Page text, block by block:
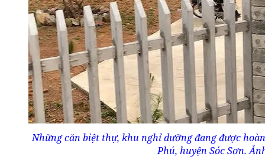
Những căn biệt thự, khu nghỉ dưỡng đang được
Phú, huyện Sóc Sơn.